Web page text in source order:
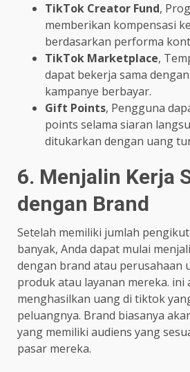
TikTok Creator Fund,
memberikan kompensasi
berdasarkan performa
TikTok Marketplace,
dapat bekerja sama
kampanye berbayar.
Gift Points, Pengguna
points selama siaran
ditukarkan dengan uang
6. Menjalin Kerja
dengan Brand
Setelah memiliki jumlah
banyak, Anda dapat mulai
dengan brand atau perusahaan
produk atau layanan mereka. ini
menghasilkan uang di tiktok
peluangnya. Brand biasanya
yang memiliki audiens yang
pasar mereka.